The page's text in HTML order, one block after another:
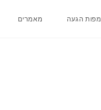
מפות הגעה מאמרים